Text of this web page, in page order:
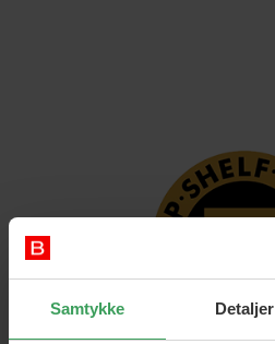
Samtykke Detaljer